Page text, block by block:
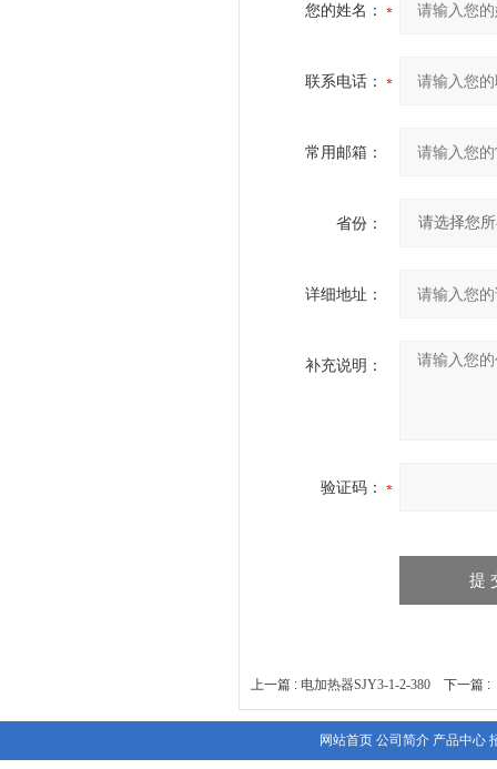
您的姓名：
联系电话：
常用邮箱：
省份：
详细地址：
补充说明：
验证码：
上一篇 : 电加热器SJY3-1-2-380 下一篇 :
网站首页 公司简介 产品中心